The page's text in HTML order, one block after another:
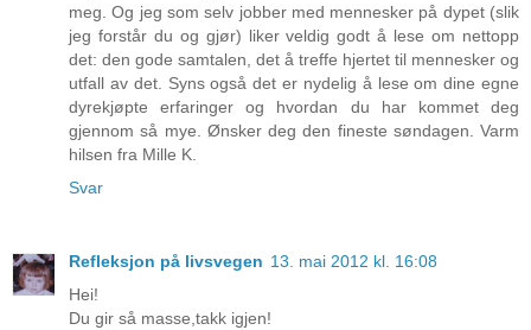
meg. Og jeg som selv jobber med mennesker på dypet (slik
jeg forstår du og gjør) liker veldig godt å lese om nettopp
det: den gode samtalen, det å treffe hjertet til mennesker og
utfall av det. Syns også det er nydelig å lese om dine egne
dyrekjøpte erfaringer og hvordan du har kommet deg
gjennom så mye. Ønsker deg den fineste søndagen. Varm
hilsen fra Mille K.
Svar
Refleksjon på livsvegen 13. mai 2012 kl. 16:08
Hei!
Du gir så masse,takk igjen!